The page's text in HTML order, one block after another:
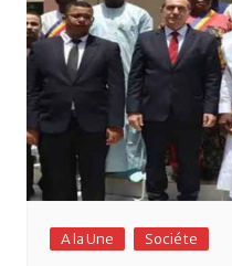
A la Une Sociéte